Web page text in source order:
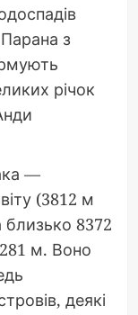
з
річок
—
(3812 м
8372
м. Воно
деякі